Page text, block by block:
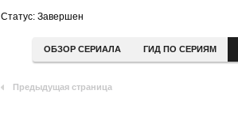
Статус: Завершен
ОБЗОР СЕРИАЛА ГИД ПО СЕРИЯМ
Предыдущая страница